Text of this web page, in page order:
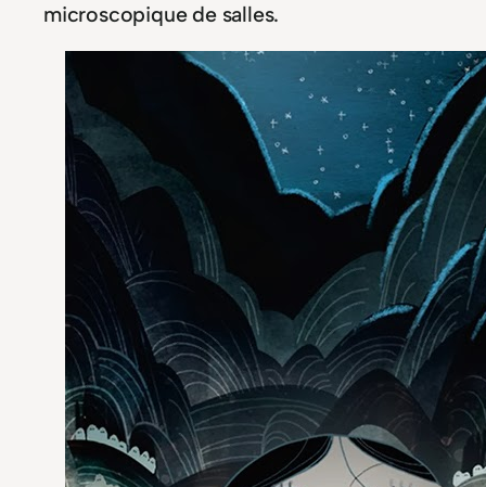
microscopique de salles.